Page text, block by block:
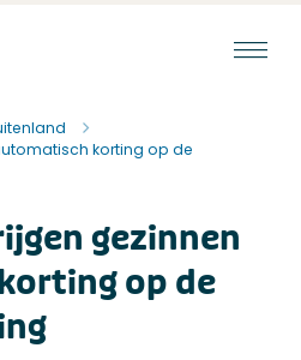
korting op de
gezinnen
op de